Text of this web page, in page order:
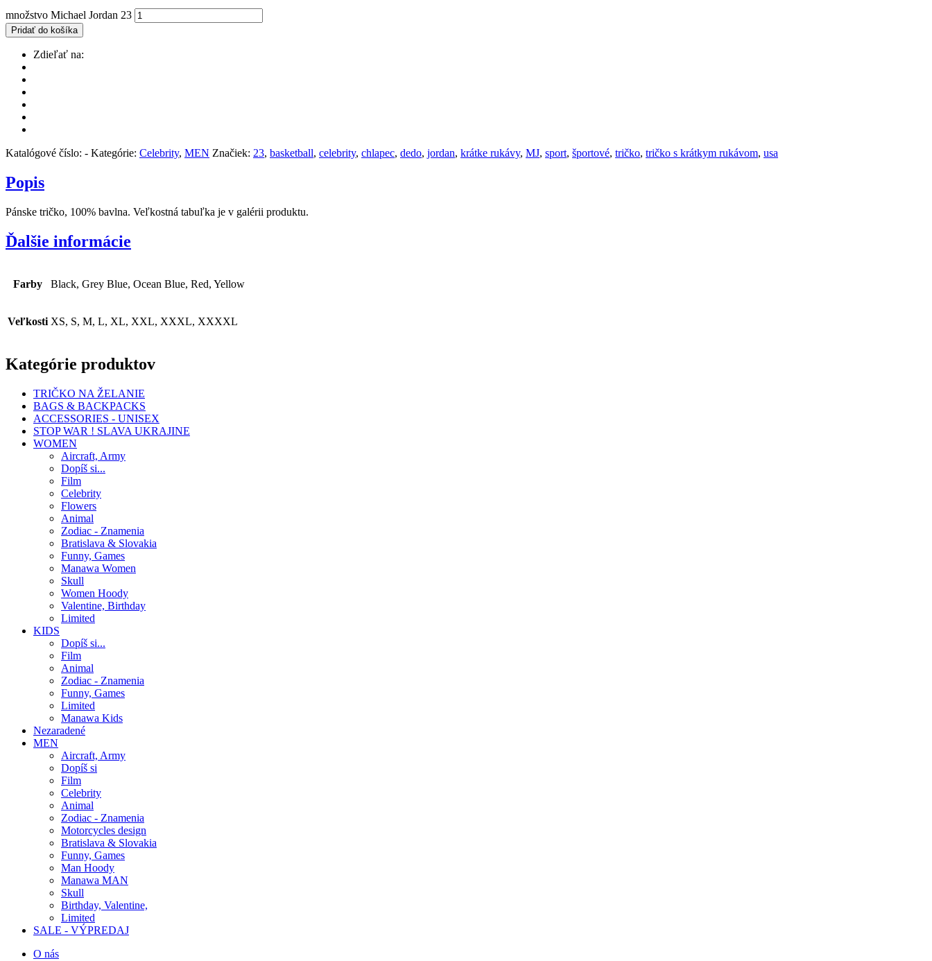
množstvo Michael Jordan 23
Pridať do košíka
Zdieľať na:
Katalógové číslo: - Kategórie: Celebrity, MEN Značiek: 23, basketball, celebrity, chlapec, dedo, jordan, krátke rukávy, MJ, sport, športové, tričko, tričko s krátkym rukávom, usa
Popis
Pánske tričko, 100% bavlna. Veľkostná tabuľka je v galérii produktu.
Ďalšie informácie
Farby Black, Grey Blue, Ocean Blue, Red, Yellow
Veľkosti XS, S, M, L, XL, XXL, XXXL, XXXXL
Kategórie produktov
TRIČKO NA ŽELANIE
BAGS & BACKPACKS
ACCESSORIES - UNISEX
STOP WAR ! SLAVA UKRAJINE
WOMEN
Aircraft, Army
Dopíš si...
Film
Celebrity
Flowers
Animal
Zodiac - Znamenia
Bratislava & Slovakia
Funny, Games
Manawa Women
Skull
Women Hoody
Valentine, Birthday
Limited
KIDS
Dopíš si...
Film
Animal
Zodiac - Znamenia
Funny, Games
Limited
Manawa Kids
Nezaradené
MEN
Aircraft, Army
Dopíš si
Film
Celebrity
Animal
Zodiac - Znamenia
Motorcycles design
Bratislava & Slovakia
Funny, Games
Man Hoody
Manawa MAN
Skull
Birthday, Valentine,
Limited
SALE - VÝPREDAJ
O nás